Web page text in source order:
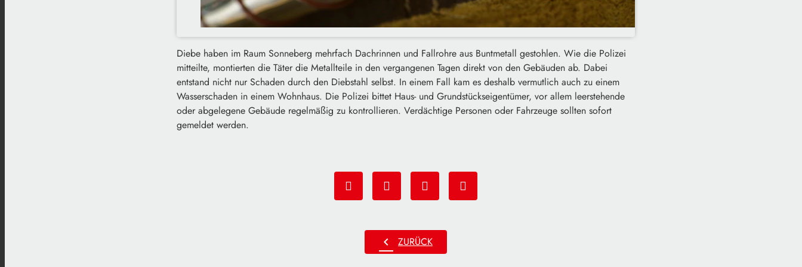
Diebe haben im Raum Sonneberg mehrfach Dachrinnen und Fallrohre aus Buntmetall gestohlen. Wie die Polizei
mitteilte, montierten die Täter die Metallteile in den vergangenen Tagen direkt von den Gebäuden ab. Dabei
entstand nicht nur Schaden durch den Diebstahl selbst. In einem Fall kam es deshalb vermutlich auch zu einem
Wasserschaden in einem Wohnhaus. Die Polizei bittet Haus- und Grundstückseigentümer, vor allem leerstehende
oder abgelegene Gebäude regelmäßig zu kontrollieren. Verdächtige Personen oder Fahrzeuge sollten sofort
gemeldet werden.
chevron_left ZURÜCK